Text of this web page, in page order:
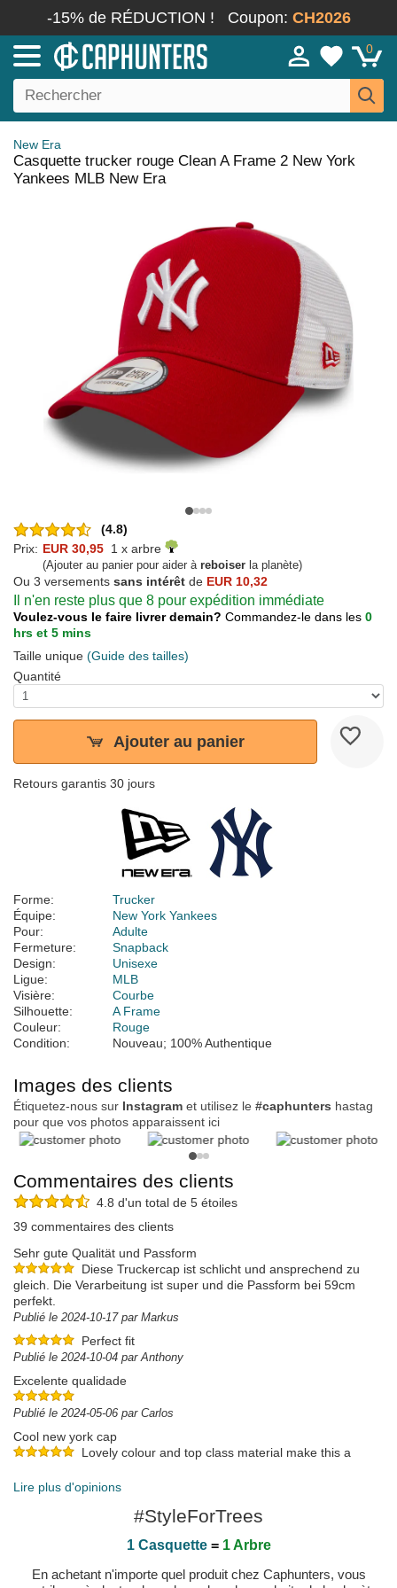
-15% de RÉDUCTION ! Coupon: CH2026
0
New Era
Casquette trucker rouge Clean A Frame 2 New York
Yankees MLB New Era
(4.8)
Prix: EUR 30,95 1 x arbre
(Ajouter au panier pour aider à reboiser la planète)
Ou 3 versements sans intérêt de EUR 10,32
Il n'en reste plus que 8 pour expédition immédiate
Voulez-vous le faire livrer demain? Commandez-le dans les 0
hrs et 5 mins
Taille unique (Guide des tailles)
Quantité
Ajouter au panier
Retours garantis 30 jours
Forme:
Trucker
Équipe:
New York Yankees
Pour:
Adulte
Fermeture:
Snapback
Design:
Unisexe
Ligue:
MLB
Visière:
Courbe
Silhouette:
A Frame
Couleur:
Rouge
Condition:
Nouveau; 100% Authentique
Images des clients
Étiquetez-nous sur Instagram et utilisez le #caphunters hastag
pour que vos photos apparaissent ici
Commentaires des clients
4.8 d'un total de 5 étoiles
39 commentaires des clients
Sehr gute Qualität und Passform
Diese Truckercap ist schlicht und ansprechend zu
gleich. Die Verarbeitung ist super und die Passform bei 59cm
perfekt.
Publié le 2024-10-17 par Markus
Perfect fit
Publié le 2024-10-04 par Anthony
Excelente qualidade
Publié le 2024-05-06 par Carlos
Cool new york cap
Lovely colour and top class material make this a
Publié le 2023-08-17 par David
Lire plus d'opinions
#StyleForTrees
1 Casquette= 1 Arbre
En achetant n'importe quel produit chez Caphunters, vous